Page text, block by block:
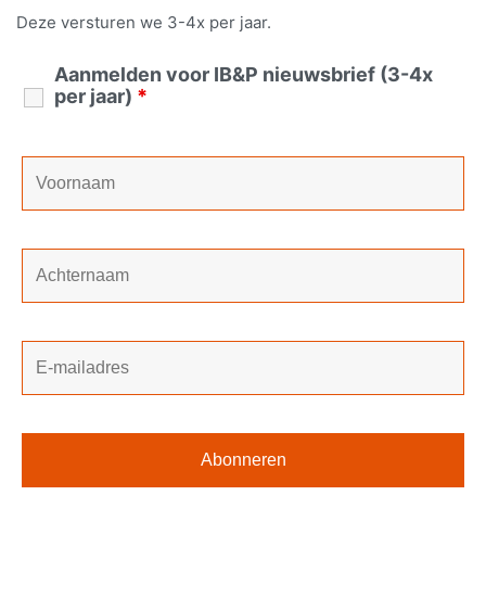
Deze versturen we 3-4x per jaar.
Aanmelden voor IB&P nieuwsbrief (3-4x
per jaar) *